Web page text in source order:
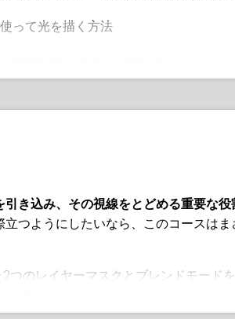
って光を描く方法
自信を持って美しい色を選ぶ
影を使ってデジタルポートレートを描
の光、SFのネオン照明を使って映画的
的な照明設定を学ぶ
に基本的な色彩理論を理解しよう
き込み、その視線をとどめる重要な役
つようにしたいなら、このコースは
のレイヤーマスクとブレンドモード
でしょう。